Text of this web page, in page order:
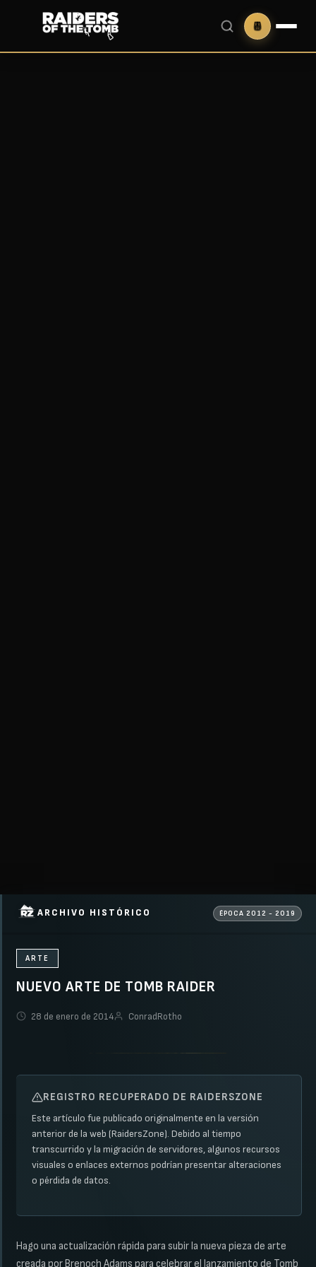
ARCHIVO HISTÓRICO ÉPOCA 2012 - 2019
ARTE
NUEVO ARTE DE TOMB RAIDER
28 de enero de 2014 ConradRotho
REGISTRO RECUPERADO DE RAIDERSZONE
Este artículo fue publicado originalmente en la versión
anterior de la web (RaidersZone). Debido al tiempo
transcurrido y la migración de servidores, algunos recursos
visuales o enlaces externos podrían presentar alteraciones
o pérdida de datos.
Hago una actualización rápida para subir la nueva pieza de arte
creada por Brenoch Adams para celebrar el lanzamiento de Tomb